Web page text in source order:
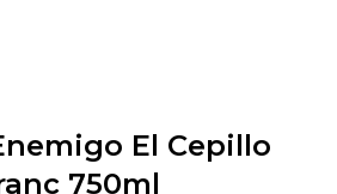
El Cepillo
750ml